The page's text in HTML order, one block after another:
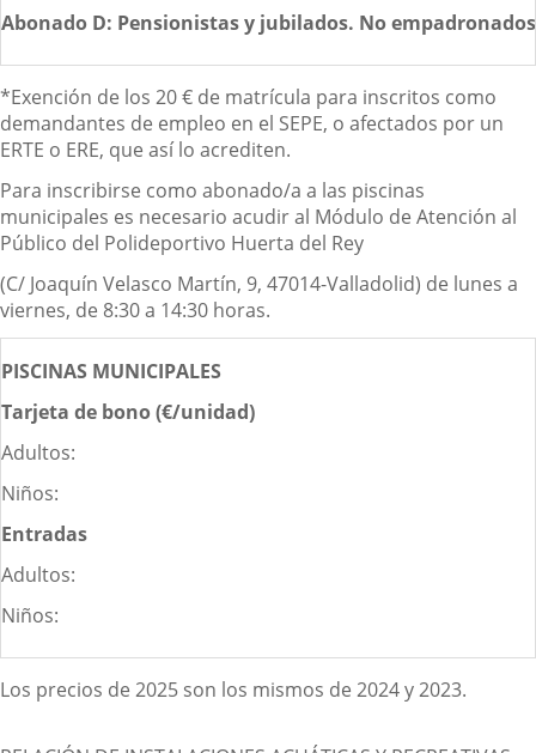
Abonado D: Pensionistas y jubilados. No empadronados
*Exención de los 20 € de matrícula para inscritos como
demandantes de empleo en el SEPE, o afectados por un
ERTE o ERE, que así lo acrediten.
Para inscribirse como abonado/a a las piscinas
municipales es necesario acudir al Módulo de Atención al
Público del Polideportivo Huerta del Rey
(C/ Joaquín Velasco Martín, 9, 47014-Valladolid) de lunes a
viernes, de 8:30 a 14:30 horas.
PISCINAS MUNICIPALES
Tarjeta de bono (€/unidad)
Adultos:
Niños:
Entradas
Adultos:
Niños:
Los precios de 2025 son los mismos de 2024 y 2023.